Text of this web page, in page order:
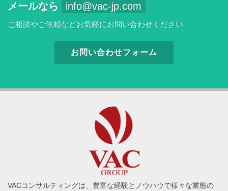
メールなら
info@vac-jp.com
ご相談やご依頼などお気軽にお問い合わせください
お問い合わせフォーム
VACコンサルティングは、豊富な経験とノウハウで様々な業態の